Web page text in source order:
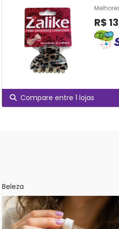
R$
Compare entre 1 lojas
Beleza